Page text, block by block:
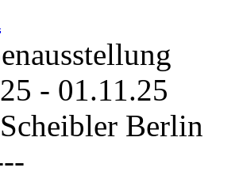
- 01.11.25
Berlin